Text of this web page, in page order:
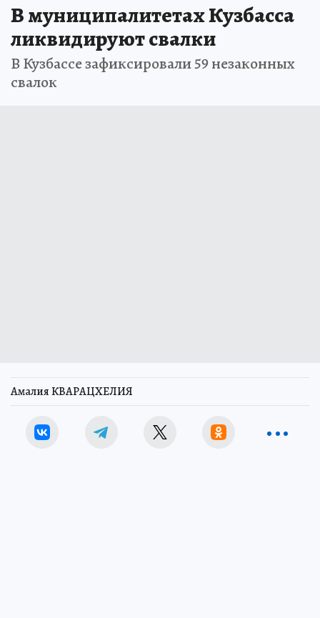
В муниципалитетах Кузбасса
ликвидируют свалки
В Кузбассе зафиксировали 59 незаконных
свалок
Амалия КВАРАЦХЕЛИЯ